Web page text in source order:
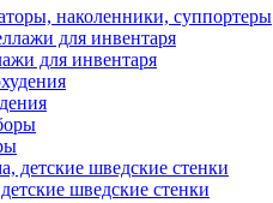
наколенники, суппортеры
для инвентаря
шведские стенки